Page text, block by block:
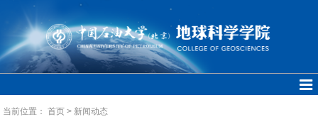
当前位置：首页 > 新闻动态